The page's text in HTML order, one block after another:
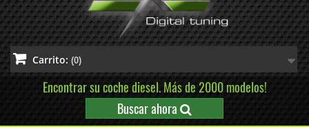
Carrito: (0)
Encontrar su coche diesel. Más de 2000 modelos!
Buscar ahora